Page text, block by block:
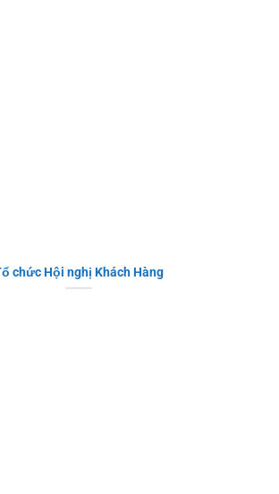
chức Hội nghị Khách Hàng